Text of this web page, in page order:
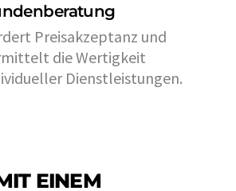
Preisakzeptanz und
die Wertigkeit
Dienstleistungen.
EINEM